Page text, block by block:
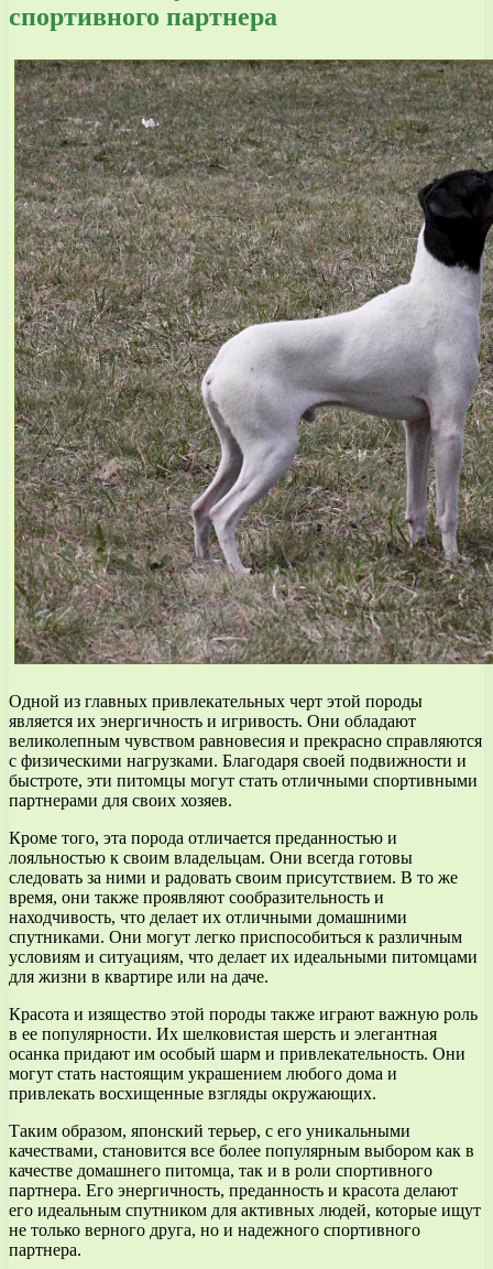
спортивного партнера
Одной из главных привлекательных черт этой породы
является их энергичность и игривость. Они обладают
великолепным чувством равновесия и прекрасно справляются
с физическими нагрузками. Благодаря своей подвижности и
быстроте, эти питомцы могут стать отличными спортивными
партнерами для своих хозяев.
Кроме того, эта порода отличается преданностью и
лояльностью к своим владельцам. Они всегда готовы
следовать за ними и радовать своим присутствием. В то же
время, они также проявляют сообразительность и
находчивость, что делает их отличными домашними
спутниками. Они могут легко приспособиться к различным
условиям и ситуациям, что делает их идеальными питомцами
для жизни в квартире или на даче.
Красота и изящество этой породы также играют важную роль
в ее популярности. Их шелковистая шерсть и элегантная
осанка придают им особый шарм и привлекательность. Они
могут стать настоящим украшением любого дома и
привлекать восхищенные взгляды окружающих.
Таким образом, японский терьер, с его уникальными
качествами, становится все более популярным выбором как в
качестве домашнего питомца, так и в роли спортивного
партнера. Его энергичность, преданность и красота делают
его идеальным спутником для активных людей, которые ищут
не только верного друга, но и надежного спортивного
партнера.